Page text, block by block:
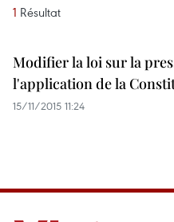
1 Résultat
Modifier la loi sur la
l'application de la
15/11/2015 11:24